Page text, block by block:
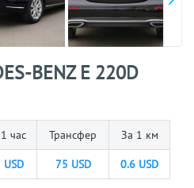
BENZ E 220D
час Трансфер За 1 км
USD 75 USD 0.6 USD